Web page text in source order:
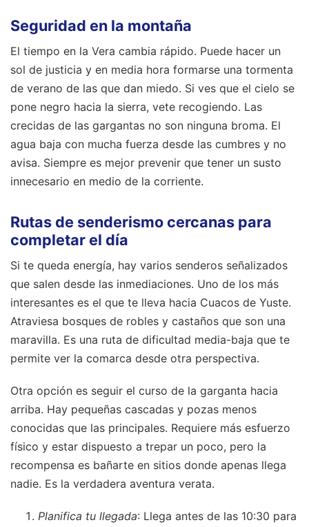
Seguridad en la montaña
El tiempo en la Vera cambia rápido. Puede hacer un
sol de justicia y en media hora formarse una tormenta
de verano de las que dan miedo. Si ves que el cielo se
pone negro hacia la sierra, vete recogiendo. Las
crecidas de las gargantas no son ninguna broma. El
agua baja con mucha fuerza desde las cumbres y no
avisa. Siempre es mejor prevenir que tener un susto
innecesario en medio de la corriente.
Rutas de senderismo cercanas para
completar el día
Si te queda energía, hay varios senderos señalizados
que salen desde las inmediaciones. Uno de los más
interesantes es el que te lleva hacia Cuacos de Yuste.
Atraviesa bosques de robles y castaños que son una
maravilla. Es una ruta de dificultad media-baja que te
permite ver la comarca desde otra perspectiva.
Otra opción es seguir el curso de la garganta hacia
arriba. Hay pequeñas cascadas y pozas menos
conocidas que las principales. Requiere más esfuerzo
físico y estar dispuesto a trepar un poco, pero la
recompensa es bañarte en sitios donde apenas llega
nadie. Es la verdadera aventura verata.
Planifica tu llegada: Llega antes de las 10:30 para